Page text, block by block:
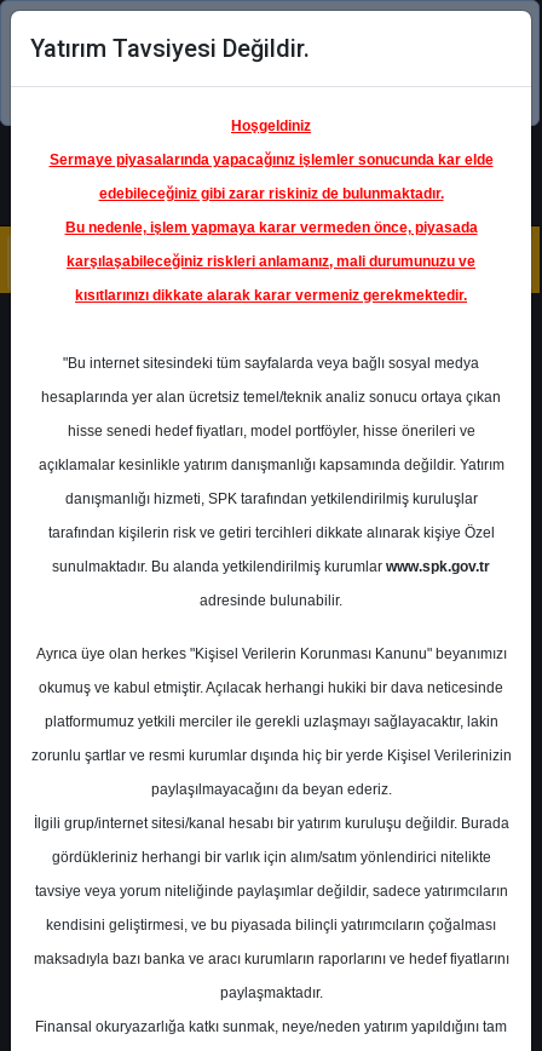
Şimdi uygulamayı indirin!
Ana Sayfa
Raporlar
Global Menkul Değerler
PETKM: Etilen-Nafta
Global Menkul Değerler
15 Haziran 2026
A- A+
PETKM: Etilen-Nafta Fiyatları
Yatırım Tavsiyesi Değildir.
Hoşgeldiniz
Sermaye piyasalarında yapacağınız işlemler sonucunda kar elde
edebileceğiniz gibi zarar riskiniz de bulunmaktadır.
Bu nedenle, işlem yapmaya karar vermeden önce, piyasada
karşılaşabileceğiniz riskleri anlamanız, mali durumunuzu ve
kısıtlarınızı dikkate alarak karar vermeniz gerekmektedir.
"Bu internet sitesindeki tüm sayfalarda veya bağlı sosyal medya
hesaplarında yer alan ücretsiz temel/teknik analiz sonucu ortaya çıkan
hisse senedi hedef fiyatları, model portföyler, hisse önerileri ve
açıklamalar kesinlikle yatırım danışmanlığı kapsamında değildir. Yatırım
danışmanlığı hizmeti, SPK tarafından yetkilendirilmiş kuruluşlar
tarafından kişilerin risk ve getiri tercihleri dikkate alınarak kişiye Özel
sunulmaktadır. Bu alanda yetkilendirilmiş kurumlar www.spk.gov.tr
adresinde bulunabilir.
Ayrıca üye olan herkes "Kişisel Verilerin Korunması Kanunu" beyanımızı
okumuş ve kabul etmiştir. Açılacak herhangi hukiki bir dava neticesinde
platformumuz yetkili merciler ile gerekli uzlaşmayı sağlayacaktır, lakin
zorunlu şartlar ve resmi kurumlar dışında hiç bir yerde Kişisel Verilerinizin
paylaşılmayacağını da beyan ederiz.
İlgili grup/internet sitesi/kanal hesabı bir yatırım kuruluşu değildir. Burada
gördükleriniz herhangi bir varlık için alım/satım yönlendirici nitelikte
tavsiye veya yorum niteliğinde paylaşımlar değildir, sadece yatırımcıların
kendisini geliştirmesi, ve bu piyasada bilinçli yatırımcıların çoğalması
maksadıyla bazı banka ve aracı kurumların raporlarını ve hedef fiyatlarını
paylaşmaktadır.
Finansal okuryazarlığa katkı sunmak, neye/neden yatırım yapıldığını tam